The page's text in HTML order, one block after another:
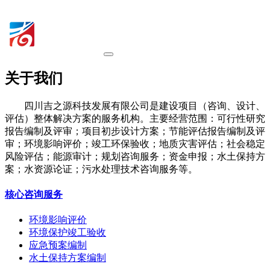
关于我们
四川吉之源科技发展有限公司是建设项目（咨询、设计、
评估）整体解决方案的服务机构。主要经营范围：可行性研究
报告编制及评审；项目初步设计方案；节能评估报告编制及评
审；环境影响评价；竣工环保验收；地质灾害评估；社会稳定
风险评估；能源审计；规划咨询服务；资金申报；水土保持方
案；水资源论证；污水处理技术咨询服务等。
核心咨询服务
环境影响评价
环境保护竣工验收
应急预案编制
水土保持方案编制